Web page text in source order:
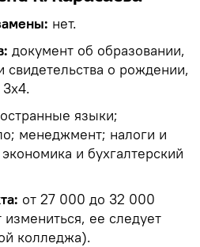
нет.
документ об образовании,
свидетельства о рождении,
языки;
менеджмент; налоги и
и бухгалтерский
от 27 000 до 32 000
ее следует
колледжа).